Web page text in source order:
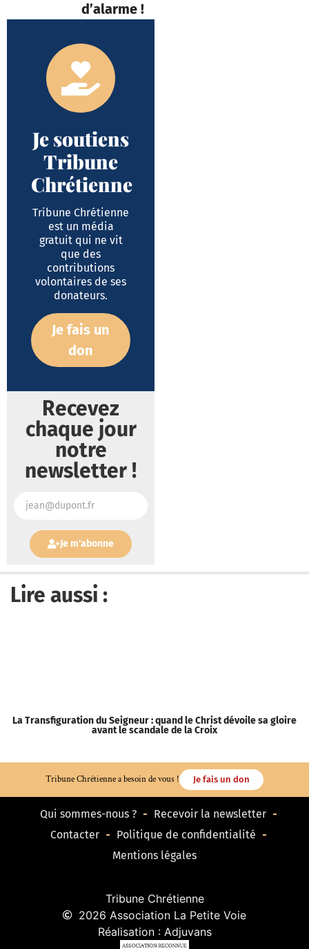
d’alarme !
Je soutiens
Tribune
Chrétienne
Tribune Chrétienne
est un média
gratuit qui ne vit
que des
contributions
volontaires de ses
donateurs.
Je fais un
don
Recevez
chaque jour
notre
newsletter !
Je m'abonne
Lire aussi :
La Transfiguration du Seigneur : quand le Christ dévoile sa gloire
avant le scandale de la Croix
Tribune Chrétienne a besoin de vous ! Je fais un don
Qui sommes-nous ?
Recevoir la newsletter
Contacter
Politique de confidentialité
Mentions légales
Tribune Chrétienne
2026 Association La Petite Voie
Réalisation : Adjuvans